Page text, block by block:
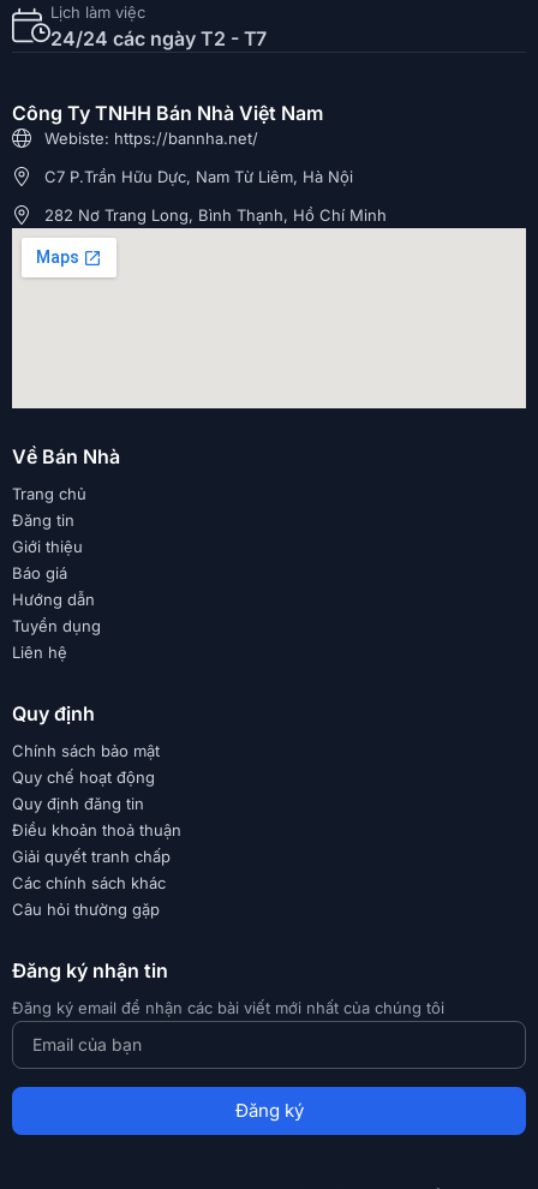
Lịch làm việc
24/24 các ngày T2 - T7
Công Ty TNHH Bán Nhà Việt Nam
Webiste: https://bannha.net/
C7 P.Trần Hữu Dực, Nam Từ Liêm, Hà Nội
282 Nơ Trang Long, Bình Thạnh, Hồ Chí Minh
Về Bán Nhà
Trang chủ
Đăng tin
Giới thiệu
Báo giá
Hướng dẫn
Tuyển dụng
Liên hệ
Quy định
Chính sách bảo mật
Quy chế hoạt động
Quy định đăng tin
Điều khoản thoả thuận
Giải quyết tranh chấp
Các chính sách khác
Câu hỏi thường gặp
Đăng ký nhận tin
Đăng ký email để nhận các bài viết mới nhất của chúng tôi
Đăng ký